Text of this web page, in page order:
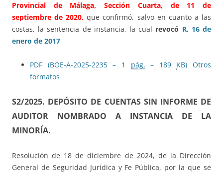
Provincial de Málaga, Sección Cuarta, de 11 de
septiembre de 2020, que confirmó, salvo en cuanto a las
costas, la sentencia de instancia, la cual revocó R. 16 de
enero de 2017
PDF (BOE-A-2025-2235 – 1 pág. – 189 KB) Otros
formatos
S2/2025. DEPÓSITO DE CUENTAS SIN INFORME DE
AUDITOR NOMBRADO A INSTANCIA DE LA
MINORÍA.
Resolución de 18 de diciembre de 2024, de la Dirección
General de Seguridad Jurídica y Fe Pública, por la que se